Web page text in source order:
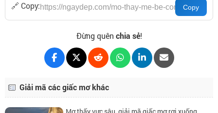
🔗 Copy:
Đừng quên chia sẻ!
Giải mã các giấc mơ khác